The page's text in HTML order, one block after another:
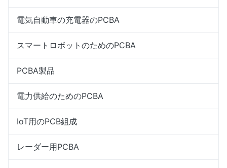
電気自動車の充電器のPCBA
スマートロボットのためのPCBA
PCBA製品
電力供給のためのPCBA
IoT用のPCB組成
レーダー用PCBA